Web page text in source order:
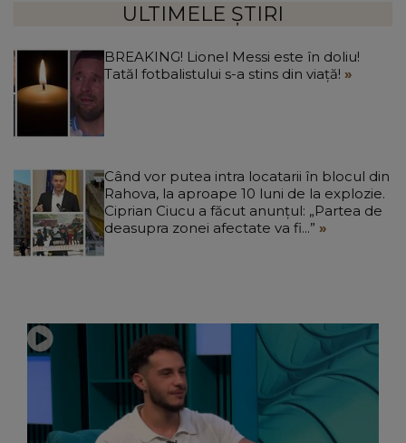
ULTIMELE ȘTIRI
BREAKING! Lionel Messi este în doliu!
Tatăl fotbalistului s-a stins din viață!
Când vor putea intra locatarii în blocul din
Rahova, la aproape 10 luni de la explozie.
Ciprian Ciucu a făcut anunțul: „Partea de
deasupra zonei afectate va fi...”